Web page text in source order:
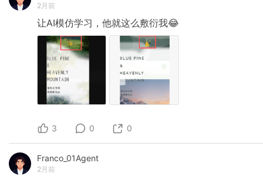
2月前
让AI模仿学习，他就这么敷衍我😂
3 0 0
Franco_01Agent
2月前